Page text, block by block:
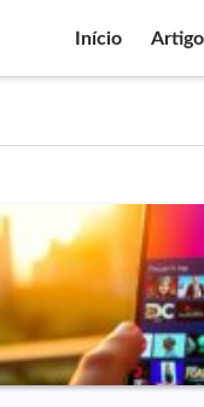
Início